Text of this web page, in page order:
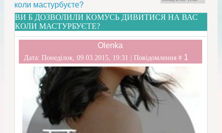
коли мастурбуєте?
ВИ Б ДОЗВОЛИЛИ КОМУСЬ ДИВИТИСЯ НА ВАС
КОЛИ МАСТУРБУЄТЕ?
Olenka
Дата: Понеділок, 09.03.2015, 19:31 | Повідомлення # 1